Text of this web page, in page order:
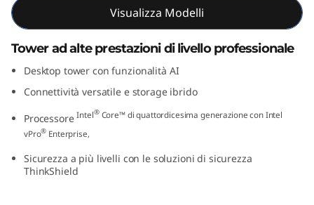
n
e
Visualizza Modelli
Tower ad alte prestazioni di livello professionale
Desktop tower con funzionalità AI
Connettività versatile e storage ibrido
ProcessoreIntel®Core™ di quattordicesima generazione con Intel
vPro® Enterprise,
Sicurezza a più livelli con le soluzioni di sicurezza
ThinkShield